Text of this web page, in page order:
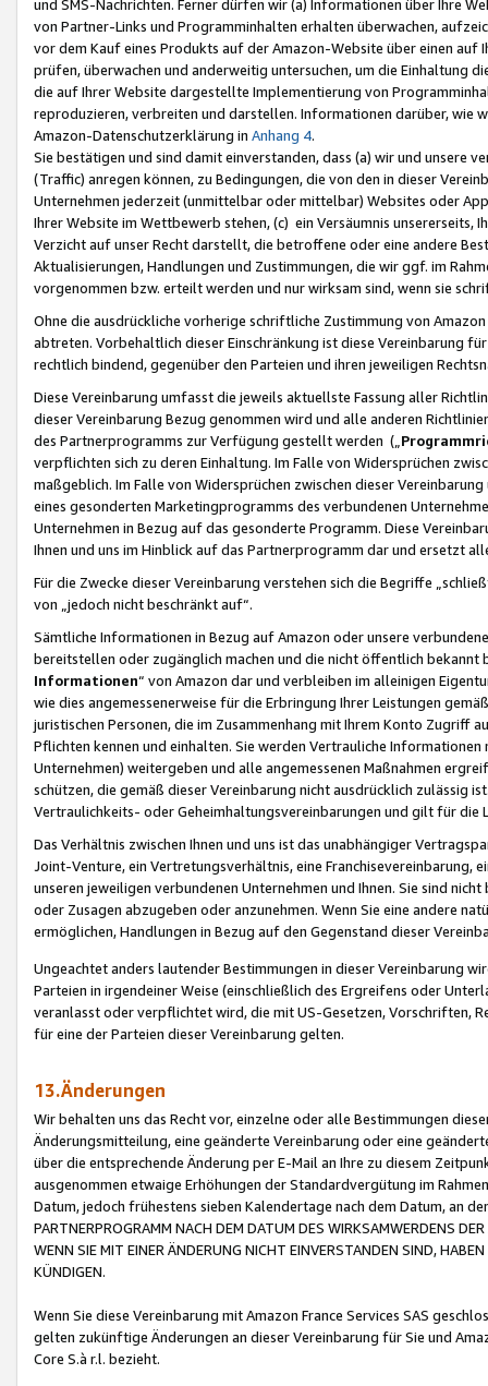
und SMS-Nachrichten. Ferner dürfen wir (a) Informationen über Ihre
von Partner-Links und Programminhalten erhalten überwachen,
vor dem Kauf eines Produkts auf der Amazon-Website über einen
prüfen, überwachen und anderweitig untersuchen, um die Einhaltung
die auf Ihrer Website dargestellte Implementierung von
reproduzieren, verbreiten und darstellen. Informationen darüber, wie
Amazon-Datenschutzerklärung in Anhang 4.
Sie bestätigen und sind damit einverstanden, dass (a) wir und
(Traffic) anregen können, zu Bedingungen, die von den in dieser
Unternehmen jederzeit (unmittelbar oder mittelbar) Websites oder
Ihrer Website im Wettbewerb stehen, (c) ein Versäumnis unsererseits,
Verzicht auf unser Recht darstellt, die betroffene oder eine andere
Aktualisierungen, Handlungen und Zustimmungen, die wir ggf. im
vorgenommen bzw. erteilt werden und nur wirksam sind, wenn sie
Ohne die ausdrückliche vorherige schriftliche Zustimmung von
abtreten. Vorbehaltlich dieser Einschränkung ist diese Vereinbarung
rechtlich bindend, gegenüber den Parteien und ihren jeweiligen
Diese Vereinbarung umfasst die jeweils aktuellste Fassung aller
dieser Vereinbarung Bezug genommen wird und alle anderen
des Partnerprogramms zur Verfügung gestellt werden („
verpflichten sich zu deren Einhaltung. Im Falle von Widersprüchen
maßgeblich. Im Falle von Widersprüchen zwischen dieser
eines gesonderten Marketingprogramms des verbundenen
Unternehmen in Bezug auf das gesonderte Programm. Diese
Ihnen und uns im Hinblick auf das Partnerprogramm dar und ersetzt
Für die Zwecke dieser Vereinbarung verstehen sich die Begriffe
von „jedoch nicht beschränkt auf“.
Sämtliche Informationen in Bezug auf Amazon oder unsere
bereitstellen oder zugänglich machen und die nicht öffentlich
Informationen“ von Amazon dar und verbleiben im alleinigen
wie dies angemessenerweise für die Erbringung Ihrer Leistungen
juristischen Personen, die im Zusammenhang mit Ihrem Konto
Pflichten kennen und einhalten. Sie werden Vertrauliche
Unternehmen) weitergeben und alle angemessenen Maßnahmen
schützen, die gemäß dieser Vereinbarung nicht ausdrücklich zulässig
Vertraulichkeits- oder Geheimhaltungsvereinbarungen und gilt für die
Das Verhältnis zwischen Ihnen und uns ist das unabhängiger
Joint-Venture, ein Vertretungsverhältnis, eine Franchisevereinbarung,
unseren jeweiligen verbundenen Unternehmen und Ihnen. Sie sind
oder Zusagen abzugeben oder anzunehmen. Wenn Sie eine andere
ermöglichen, Handlungen in Bezug auf den Gegenstand dieser
Ungeachtet anders lautender Bestimmungen in dieser Vereinbarung
Parteien in irgendeiner Weise (einschließlich des Ergreifens oder
veranlasst oder verpflichtet wird, die mit US-Gesetzen, Vorschriften,
für eine der Parteien dieser Vereinbarung gelten.
13.Änderungen
Wir behalten uns das Recht vor, einzelne oder alle Bestimmungen
Änderungsmitteilung, eine geänderte Vereinbarung oder eine
über die entsprechende Änderung per E-Mail an Ihre zu diesem
ausgenommen etwaige Erhöhungen der Standardvergütung im
Datum, jedoch frühestens sieben Kalendertage nach dem Datum, an
PARTNERPROGRAMM NACH DEM DATUM DES WIRKSAMWERDENS
WENN SIE MIT EINER ÄNDERUNG NICHT EINVERSTANDEN SIND,
KÜNDIGEN.
Wenn Sie diese Vereinbarung mit Amazon France Services SAS
gelten zukünftige Änderungen an dieser Vereinbarung für Sie und
Core S.à r.l. bezieht.